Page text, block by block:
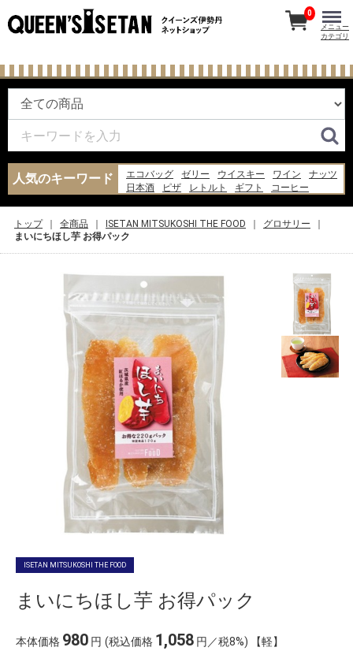
人気のキーワード エコバッグ ゼリー ウイスキー ワイン
ナッツ
日本酒
ピザ レトルト ギフト
コーヒー
0
メニュー
カテゴリ
トップ 全商品 ISETAN MITSUKOSHI THE FOOD
グロサリー
まいにちほし芋 お得パック
ISETAN MITSUKOSHI THE FOOD
まいにちほし芋 お得パック
本体価格 980 円 (税込価格 1,058 円／税8%) 【軽】